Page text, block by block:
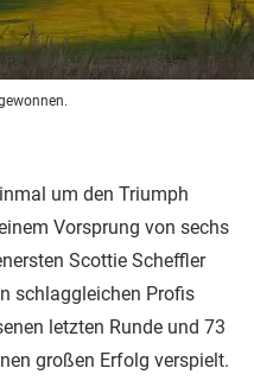
um den Triumph
Vorsprung von sechs
Scottie Scheffler
schlaggleichen Profis
letzten Runde und 73
großen Erfolg verspielt.